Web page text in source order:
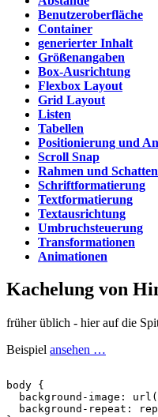
Benutzeroberfläche
Container
generierter Inhalt
Größenangaben
Box-Ausrichtung
Flexbox Layout
Grid Layout
Listen
Tabellen
Positionierung und
Scroll Snap
Rahmen und Schatten
Schriftformatierung
Textformatierung
Textausrichtung
Umbruchsteuerung
Transformationen
Animationen
Kachelung von
früher üblich - hier auf die
Beispiel ansehen …
body {
background-image :
background-repeat :